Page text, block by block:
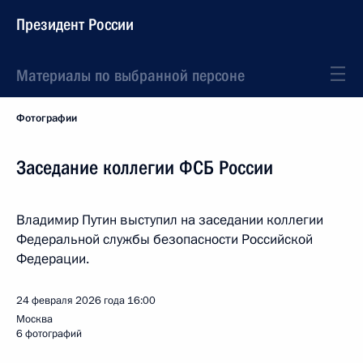
Президент России
Материалы по выбранной персоне
Фотографии
Заседание коллегии ФСБ России
Владимир Путин выступил на заседании коллегии
Федеральной службы безопасности Российской
Федерации.
24 февраля 2026 года 16:00
Москва
6 фотографий